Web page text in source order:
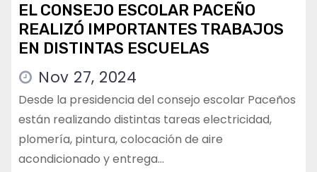
EL CONSEJO ESCOLAR PACEÑO
REALIZÓ IMPORTANTES TRABAJOS
EN DISTINTAS ESCUELAS
Nov 27, 2024
Desde la presidencia del consejo escolar Paceños
están realizando distintas tareas electricidad,
plomería, pintura, colocación de aire
acondicionado y entrega…